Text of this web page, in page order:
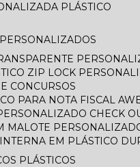
PLÁSTICO
PERSONALIZADOS
ZIP LOCK
CONCURSOS
PARA NOTA FISCAL
PERSONALIZADO CHECK
MALOTE
EM PLÁSTICO
PLÁSTICOS